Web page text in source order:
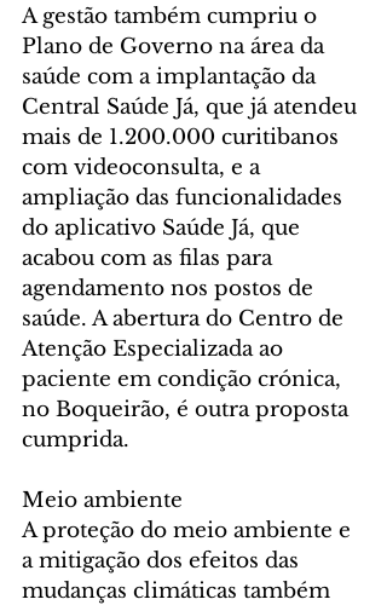
A gestão também cumpriu o
Plano de Governo na área da
saúde com a implantação da
Central Saúde Já, que já atendeu
mais de 1.200.000 curitibanos
com videoconsulta, e a
ampliação das funcionalidades
do aplicativo Saúde Já, que
acabou com as filas para
agendamento nos postos de
saúde. A abertura do Centro de
Atenção Especializada ao
paciente em condição crónica,
no Boqueirão, é outra proposta
cumprida.
Meio ambiente
A proteção do meio ambiente e
a mitigação dos efeitos das
mudanças climáticas também